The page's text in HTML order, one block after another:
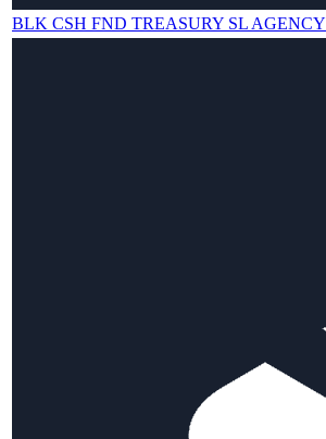
BLK CSH FND TREASURY SL AGENCY